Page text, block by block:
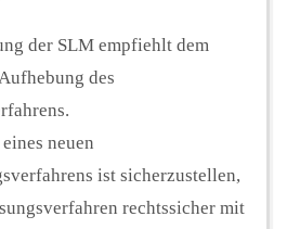
der SLM empfiehlt dem
des
neuen
ist sicherzustellen,
rechtssicher mit